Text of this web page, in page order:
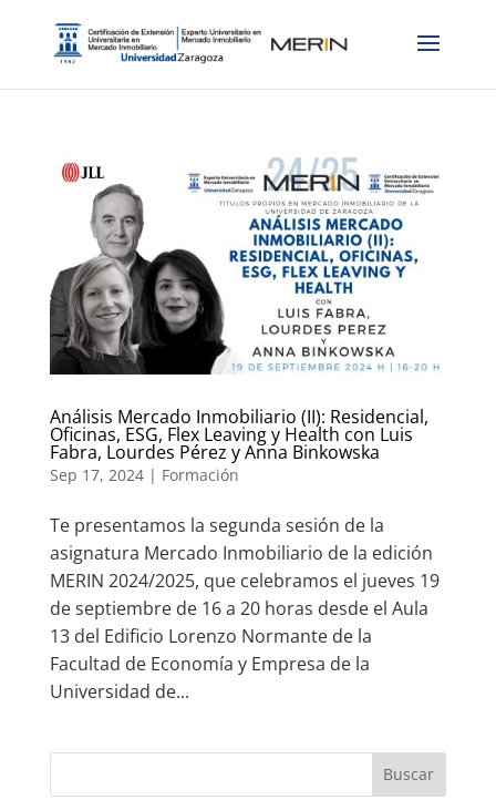
Análisis Mercado Inmobiliario (II): Residencial,
Oficinas, ESG, Flex Leaving y Health con Luis
Fabra, Lourdes Pérez y Anna Binkowska
Sep 17, 2024| Formación
Te presentamos la segunda sesión de la
asignatura Mercado Inmobiliario de la edición
MERIN 2024/2025, que celebramos el jueves 19
de septiembre de 16 a 20 horas desde el Aula
13 del Edificio Lorenzo Normante de la
Facultad de Economía y Empresa de la
Universidad de...